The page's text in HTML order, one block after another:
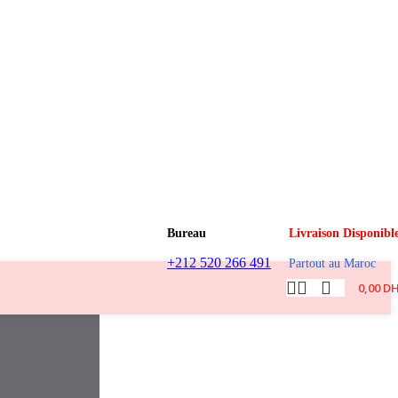
Bureau
+212 520 266 491
Livraison
Partout au Maroc
0,00